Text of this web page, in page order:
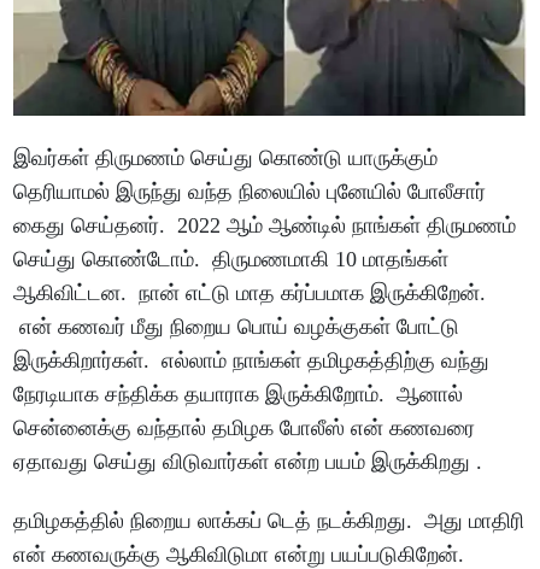
இவர்கள் திருமணம் செய்து கொண்டு யாருக்கும்
தெரியாமல் இருந்து வந்த நிலையில் புனேயில் போலீசார்
கைது செய்தனர். 2022 ஆம் ஆண்டில் நாங்கள் திருமணம்
செய்து கொண்டோம். திருமணமாகி 10 மாதங்கள்
ஆகிவிட்டன. நான் எட்டு மாத கர்ப்பமாக இருக்கிறேன்.
என் கணவர் மீது நிறைய பொய் வழக்குகள் போட்டு
இருக்கிறார்கள். எல்லாம் நாங்கள் தமிழகத்திற்கு வந்து
நேரடியாக சந்திக்க தயாராக இருக்கிறோம். ஆனால்
சென்னைக்கு வந்தால் தமிழக போலீஸ் என் கணவரை
ஏதாவது செய்து விடுவார்கள் என்ற பயம் இருக்கிறது .
தமிழகத்தில் நிறைய லாக்கப் டெத் நடக்கிறது. அது மாதிரி
என் கணவருக்கு ஆகிவிடுமா என்று பயப்படுகிறேன்.